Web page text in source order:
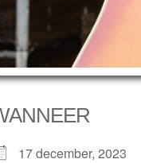
17 december, 2023